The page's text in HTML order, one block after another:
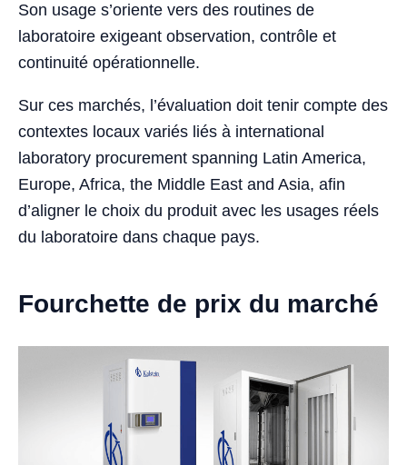
Son usage s’oriente vers des routines de
laboratoire exigeant observation, contrôle et
continuité opérationnelle.
Sur ces marchés, l’évaluation doit tenir compte des
contextes locaux variés liés à international
laboratory procurement spanning Latin America,
Europe, Africa, the Middle East and Asia, afin
d’aligner le choix du produit avec les usages réels
du laboratoire dans chaque pays.
Fourchette de prix du marché